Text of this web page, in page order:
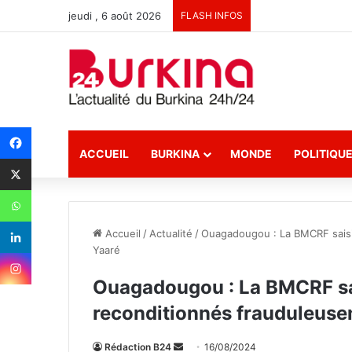
jeudi , 6 août 2026 FLASH INFOS
ACCUEIL BURKINA MONDE POLITIQUE
Accueil / Actualité /Ouagadougou : La BMCRF
Yaaré
Ouagadougou : La BMCRF
reconditionnés
Rédaction B24 16/08/2024